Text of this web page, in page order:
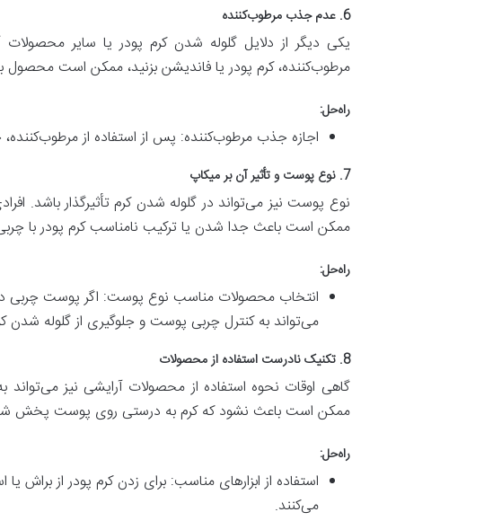
6. عدم جذب مرطوب‌کننده
یکی دیگر از دلایل گلوله شدن کرم پودر یا سایر
مرطوب‌کننده، کرم پودر یا فاندیشن بزنید، ممکن است
راه‌حل:
اجازه جذب مرطوب‌کننده: پس از استفاده از مرطوب‌کننده، حداقل 5 تا 10 دقیقه صبر کنید تا کاملاً جذب پوست شود. سپس مراحل
7. نوع پوست و تأثیر آن بر میکاپ
نوع پوست نیز می‌تواند در گلوله شدن کرم تأثیرگذار باشد.
ممکن است باعث جدا شدن یا ترکیب نامناسب کرم پودر با
راه‌حل:
انتخاب محصولات مناسب نوع پوست: اگر پوست چربی
می‌تواند به کنترل چربی پوست و جلوگیری از گلوله شدن
8. تکنیک نادرست استفاده از محصولات
گاهی اوقات نحوه استفاده از محصولات آرایشی نیز
ممکن است باعث نشود که کرم به درستی روی پوست پخش
راه‌حل:
استفاده از ابزارهای مناسب: برای زدن کرم پودر از
می‌کنند.